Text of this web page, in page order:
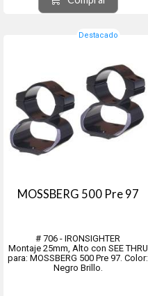
Destacado
MOSSBERG 500 Pre 97
# 706 - IRONSIGHTER
Montaje 25mm, Alto con SEE THRU
para: MOSSBERG 500 Pre 97. Color:
Negro Brillo.